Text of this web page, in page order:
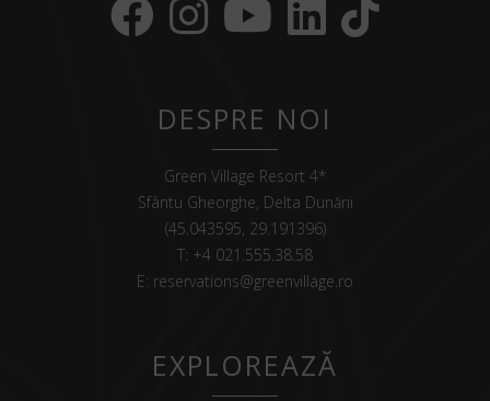
DESPRE NOI
Green Village Resort 4*
Sfântu Gheorghe, Delta Dunării
(45.043595, 29.191396)
T: +4 021.555.38.58
E: reservations@greenvillage.ro
EXPLOREAZĂ